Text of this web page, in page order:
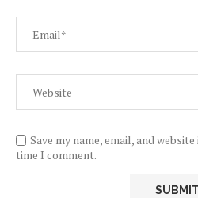
Save my name, email, and
time I comment.